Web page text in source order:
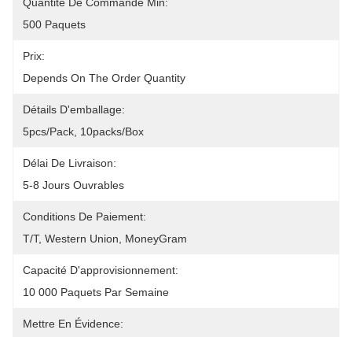
500 Paquets
Prix:
Depends On The Order Quantity
Détails D'emballage:
5pcs/pack, 10packs/box
Délai De Livraison:
5-8 Jours Ouvrables
Conditions De Paiement:
T/T, Western Union, MoneyGram
Capacité D'approvisionnement:
10 000 Paquets Par Semaine
Mettre En Évidence: